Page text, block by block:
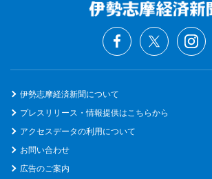
伊勢志摩経済新聞について
プレスリリース・情報提供はこちらから
アクセスデータの利用について
お問い合わせ
広告のご案内